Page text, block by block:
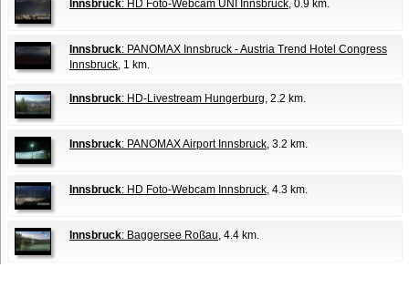
Innsbruck: HD Foto-Webcam UNI Innsbruck, 0.9 km.
Innsbruck: PANOMAX Innsbruck - Austria Trend Hotel Congress
Innsbruck, 1 km.
Innsbruck: HD-Livestream Hungerburg, 2.2 km.
Innsbruck: PANOMAX Airport Innsbruck, 3.2 km.
Innsbruck: HD Foto-Webcam Innsbruck, 4.3 km.
Innsbruck: Baggersee Roßau, 4.4 km.